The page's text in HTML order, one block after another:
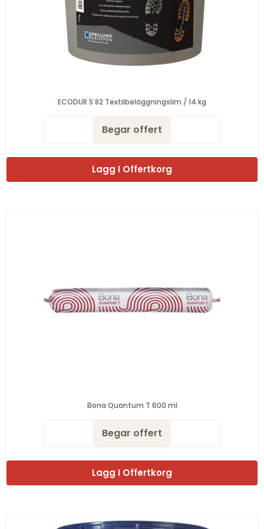
ECODUR S 82 Textilbeläggningslim / 14 kg
Begar offert
Lagg I Offertkorg
Bona Quantum T 600 ml
Begar offert
Lagg I Offertkorg